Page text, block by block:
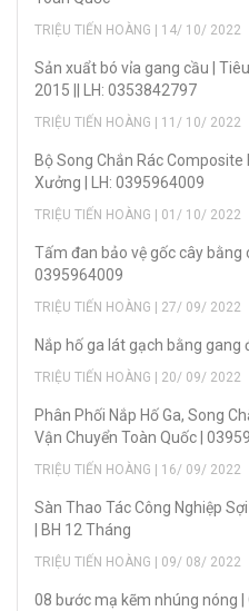
TRIỆU TIẾN HOÀNG | 14/ 10/ 2022
Sản xuẩt bó vỉa gang cầu |
2015 || LH: 0353842797
TRIỆU TIẾN HOÀNG | 11/ 10/ 2022
Bộ Song Chắn Rác
Xưởng | LH: 0395964009
TRIỆU TIẾN HOÀNG | 01/ 10/ 2022
Tấm đan bảo vệ gốc cây bằng
0395964009
TRIỆU TIẾN HOÀNG | 27/ 09/ 2022
Nắp hố ga lát gạch bằng gang
TRIỆU TIẾN HOÀNG | 20/ 09/ 2022
Phân Phối Nắp Hố Ga, Song
Vận Chuyển Toàn Quốc |
TRIỆU TIẾN HOÀNG | 16/ 09/ 2022
Sàn Thao Tác Công Nghiệp
| BH 12 Tháng
TRIỆU TIẾN HOÀNG | 09/ 08/ 2022
08 bước mạ kẽm nhúng nóng